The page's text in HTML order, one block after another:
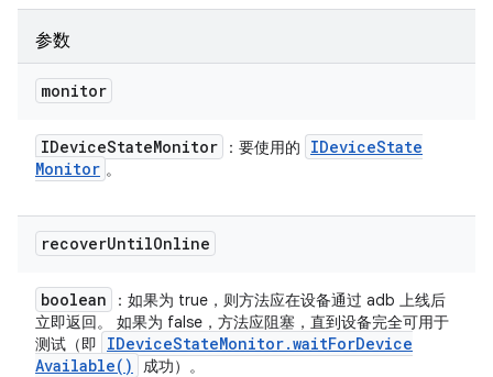
参数
monitor
IDeviceStateMonitor ：要使用的 IDeviceState
Monitor 。
recoverUntilOnline
boolean
：如果为 true，则方法应在设备通过 adb 上线后
立即返回。 如果为 false，方法应阻塞，直到设备完全可用于
测试（即
IDeviceStateMonitor.waitForDevice
Available( ) 成功）。